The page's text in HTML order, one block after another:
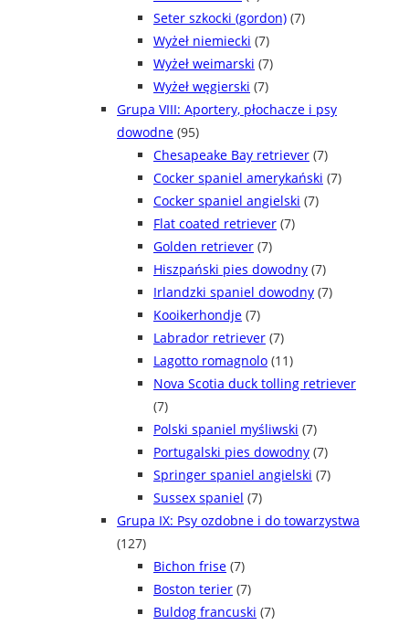
Seter szkocki (gordon) (7)
Wyżeł niemiecki (7)
Wyżeł weimarski (7)
Wyżeł węgierski (7)
Grupa VIII: Aportery, płochacze i psy
dowodne (95)
Chesapeake Bay retriever (7)
Cocker spaniel amerykański (7)
Cocker spaniel angielski (7)
Flat coated retriever (7)
Golden retriever (7)
Hiszpański pies dowodny (7)
Irlandzki spaniel dowodny (7)
Kooikerhondje (7)
Labrador retriever (7)
Lagotto romagnolo (11)
Nova Scotia duck tolling retriever
(7)
Polski spaniel myśliwski (7)
Portugalski pies dowodny (7)
Springer spaniel angielski (7)
Sussex spaniel (7)
Grupa IX: Psy ozdobne i do towarzystwa
(127)
Bichon frise (7)
Boston terier (7)
Buldog francuski (7)